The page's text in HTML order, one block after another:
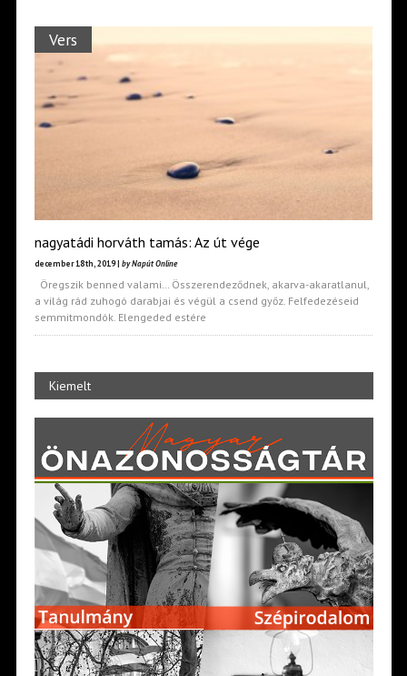
Vers
nagyatádi horváth tamás: Az út vége
december 18th, 2019 | by Napút Online
Öregszik benned valami… Összerendeződnek, akarva-akaratlanul,
a világ rád zuhogó darabjai és végül a csend győz. Felfedezéseid
semmitmondók. Elengeded estére
Kiemelt